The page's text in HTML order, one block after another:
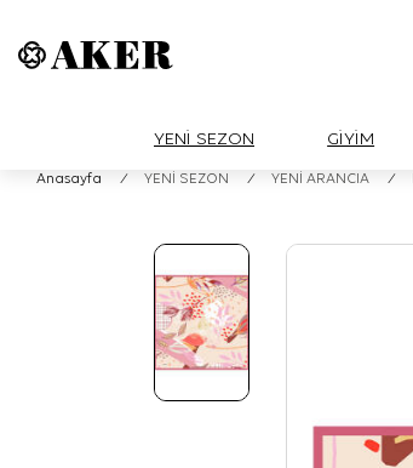
YENİ SEZON GİYİM
Anasayfa / YENİ SEZON / YENİ ARANCIA /